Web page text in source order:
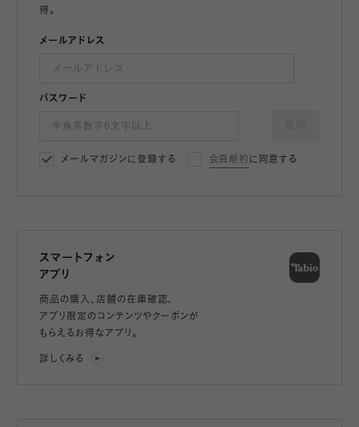
得。
メールアドレス
パスワード
メールマガジンに登録する 会員規約 に同意する
スマートフォン
アプリ
商品の購入、店舗の在庫確認、
アプリ限定のコンテンツやクーポンが
もらえるお得なアプリ。
詳しくみる